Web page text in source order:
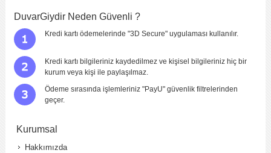
DuvarGiydir Neden Güvenli ?
Kredi kartı ödemelerinde "3D Secure" uygulaması kullanılır.
Kredi kartı bilgileriniz kaydedilmez ve kişisel bilgileriniz hiç bir
kurum veya kişi ile paylaşılmaz.
Ödeme sırasında işlemleriniz "PayU" güvenlik filtrelerinden
geçer.
Kurumsal
Hakkımızda